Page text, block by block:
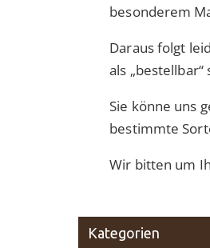
besonderem
Daraus folgt
als
Sie könne uns
bestimmte
Wir bitten um
Kategorien